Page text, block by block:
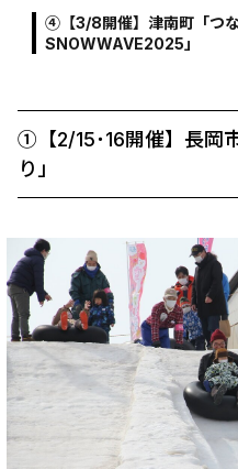
➃【3/8開催】津南町「つ
SNOWWAVE2025」
➀【2/15･16開催】長岡
り」